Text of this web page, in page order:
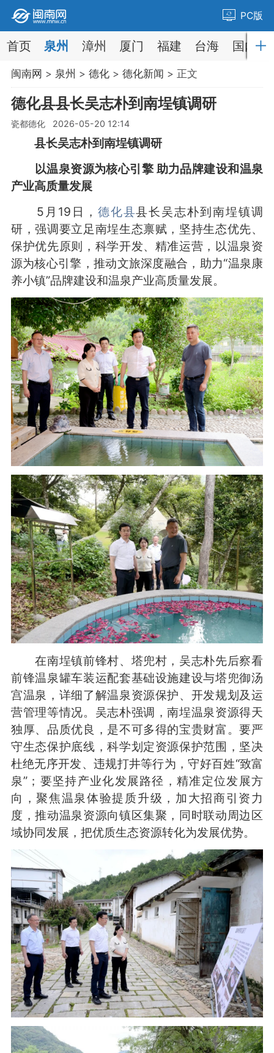
PC版
首页 泉州 漳州 厦门 福建 台海 国内
闽南网 > 泉州 > 德化> 德化新闻 > 正文
德化县县长吴志朴到南埕镇调研
瓷都德化 2026-05-20 12:14
县长吴志朴到南埕镇调研
以温泉资源为核心引擎 助力品牌建设和温泉
产业高质量发展
5月19日， 德化县县长吴志朴到南埕镇调
研，强调要立足南埕生态禀赋，坚持生态优先、
保护优先原则，科学开发、精准运营，以温泉资
源为核心引擎，推动文旅深度融合，助力“温泉康
养小镇”品牌建设和温泉产业高质量发展。
在南埕镇前锋村、塔兜村，吴志朴先后察看
前锋温泉罐车装运配套基础设施建设与塔兜御汤
宫温泉，详细了解温泉资源保护、开发规划及运
营管理等情况。吴志朴强调，南埕温泉资源得天
独厚、品质优良，是不可多得的宝贵财富。要严
守生态保护底线，科学划定资源保护范围，坚决
杜绝无序开发、违规打井等行为，守好百姓“致富
泉”；要坚持产业化发展路径，精准定位发展方
向，聚焦温泉体验提质升级，加大招商引资力
度，推动温泉资源向镇区集聚，同时联动周边区
域协同发展，把优质生态资源转化为发展优势。